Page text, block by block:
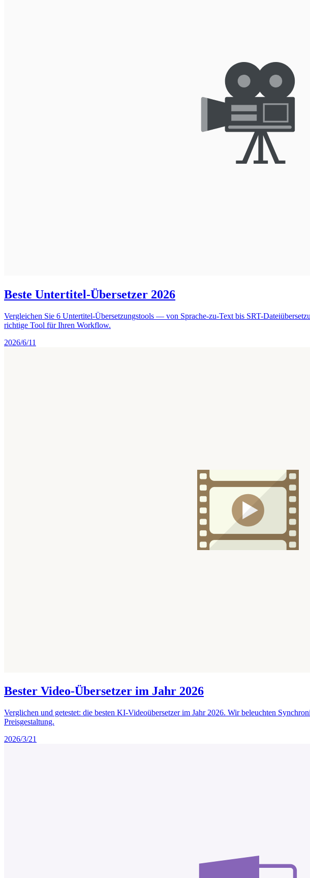
Beste Untertitel-Übersetzer 2026
Vergleichen Sie 6 Untertitel-Übersetzungstools — von Sprache-zu-Text bis SRT-
richtige Tool für Ihren Workflow.
2026/6/11
Bester Video-Übersetzer im Jahr 2026
Verglichen und getestet: die besten KI-Videoübersetzer im Jahr 2026. Wir beleuchten
Preisgestaltung.
2026/3/21